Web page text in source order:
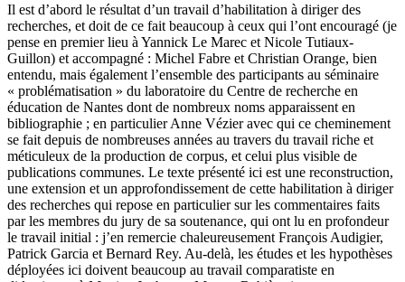
Il est d’abord le résultat d’un travail d’habilitation à diriger des
recherches, et doit de ce fait beaucoup à ceux qui l’ont encouragé (je
pense en premier lieu à Yannick Le Marec et Nicole Tutiaux-
Guillon) et accompagné : Michel Fabre et Christian Orange, bien
entendu, mais également l’ensemble des participants au séminaire
« problématisation » du laboratoire du Centre de recherche en
éducation de Nantes dont de nombreux noms apparaissent en
bibliographie ; en particulier Anne Vézier avec qui ce cheminement
se fait depuis de nombreuses années au travers du travail riche et
méticuleux de la production de corpus, et celui plus visible de
publications communes. Le texte présenté ici est une reconstruction,
une extension et un approfondissement de cette habilitation à diriger
des recherches qui repose en particulier sur les commentaires faits
par les membres du jury de sa soutenance, qui ont lu en profondeur
le travail initial : j’en remercie chaleureusement François Audigier,
Patrick Garcia et Bernard Rey. Au-delà, les études et les hypothèses
déployées ici doivent beaucoup au travail comparatiste en